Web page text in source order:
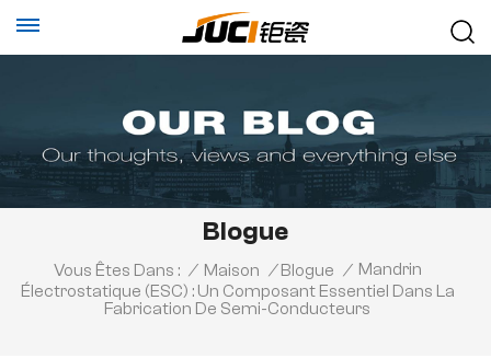
Blogue
Vous Êtes Dans : / Maison / Blogue / Mandrin
Électrostatique (ESC) : Un Composant Essentiel Dans La
Fabrication De Semi-Conducteurs